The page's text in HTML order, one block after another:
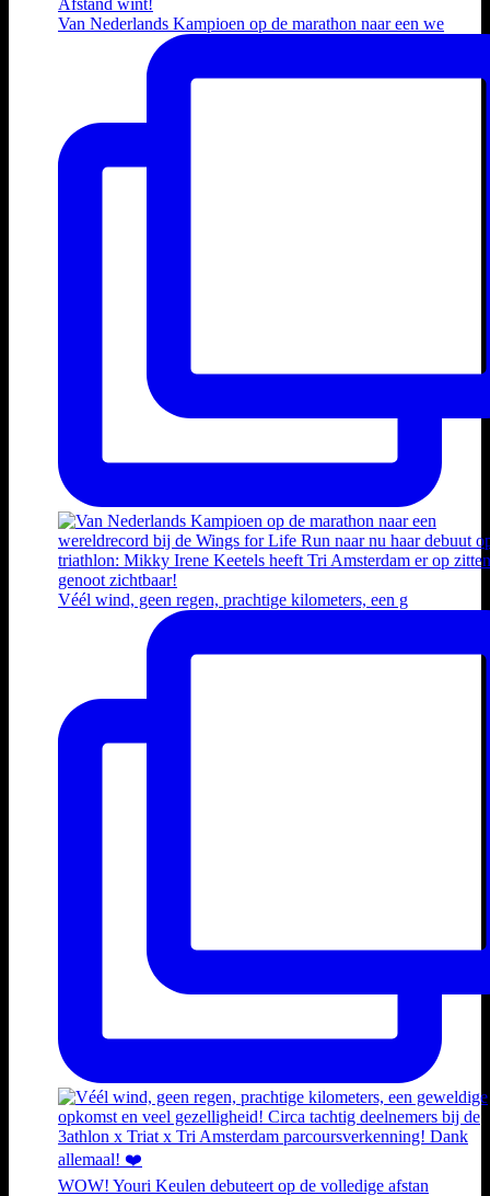
Van Nederlands Kampioen op de marathon naar een we
Véél wind, geen regen, prachtige kilometers, een g
WOW! Youri Keulen debuteert op de volledige afstan